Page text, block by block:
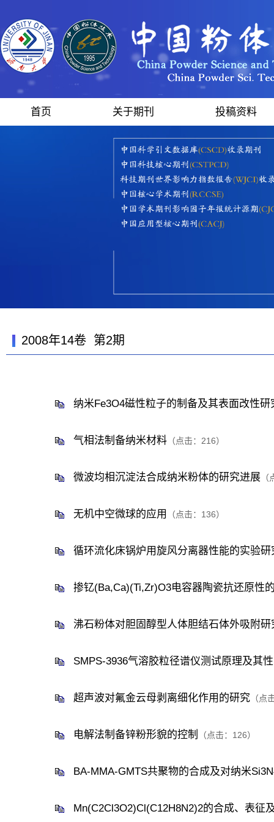
首页 关于期刊 投稿资料
2008年14卷 第2期
纳米Fe3O4磁性粒子的制备及其表面改性研
气相法制备纳米材料 （点击： 216）
微波均相沉淀法合成纳米粉体的研究进展
无机中空微球的应用 （点击： 136）
循环流化床锅炉用旋风分离器性能的实验研
掺钇(Ba,Ca)(Ti,Zr)O3电容器陶瓷抗还原性
沸石粉体对胆固醇型人体胆结石体外吸附研
SMPS-3936气溶胶粒径谱仪测试原理及其
超声波对氟金云母剥离细化作用的研究 （点
电解法制备锌粉形貌的控制 （点击： 126）
BA-MMA-GMTS共聚物的合成及对纳米
Mn(C2Cl3O2)Cl(C12H8N2)2的合成、表征